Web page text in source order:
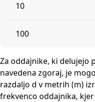
10
100
Za oddajnike, ki delujejo
navedena zgoraj, je
razdaljo d v metrih (m)
frekvenco oddajnika,